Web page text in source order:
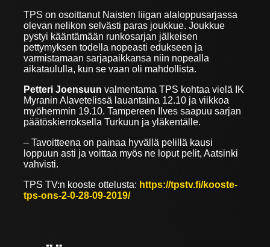
TPS on osoittanut Naisten liigan alaloppusarjassa
olevan nelikon selvästi paras joukkue. Joukkue
pystyi kääntämään runkosarjan jälkeisen
pettymyksen todella nopeasti edukseen ja
varmistamaan sarjapaikkansa niin nopealla
aikataululla, kun se vaan oli mahdollista.
Petteri Joensuun valmentama TPS kohtaa vielä IK
Myranin Alavetelissä lauantaina 12.10 ja viikkoa
myöhemmin 19.10. Tampereen Ilves saapuu sarjan
päätöskierroksella Turkuun ja yläkentälle.
– Tavoitteena on painaa hyvällä pelillä kausi
loppuun asti ja voittaa myös ne loput pelit, Aatsinki
vahvisti.
TPS TV:n kooste ottelusta: https://tpstv.fi/kooste-
tps-ons-2-0-28-09-2019/